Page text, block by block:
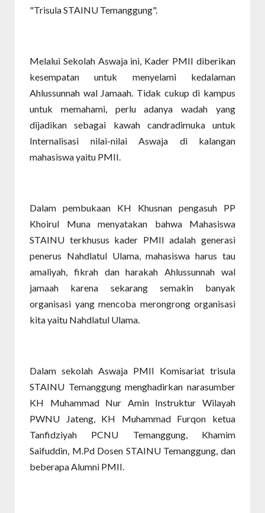
"Trisula STAINU Temanggung".
Melalui Sekolah Aswaja ini, Kader PMII diberikan
kesempatan untuk menyelami kedalaman
Ahlussunnah wal Jamaah. Tidak cukup di kampus
untuk memahami, perlu adanya wadah yang
dijadikan sebagai kawah candradimuka untuk
Internalisasi nilai-nilai Aswaja di kalangan
mahasiswa yaitu PMII.
Dalam pembukaan KH Khusnan pengasuh PP
Khoirul Muna menyatakan bahwa Mahasiswa
STAINU terkhusus kader PMII adalah generasi
penerus Nahdlatul Ulama, mahasiswa harus tau
amaliyah, fikrah dan harakah Ahlussunnah wal
jamaah karena sekarang semakin banyak
organisasi yang mencoba merongrong organisasi
kita yaitu Nahdlatul Ulama.
Dalam sekolah Aswaja PMII Komisariat trisula
STAINU Temanggung menghadirkan narasumber
KH Muhammad Nur Amin Instruktur Wilayah
PWNU Jateng, KH Muhammad Furqon ketua
Tanfidziyah PCNU Temanggung, Khamim
Saifuddin, M.Pd Dosen STAINU Temanggung, dan
beberapa Alumni PMII.